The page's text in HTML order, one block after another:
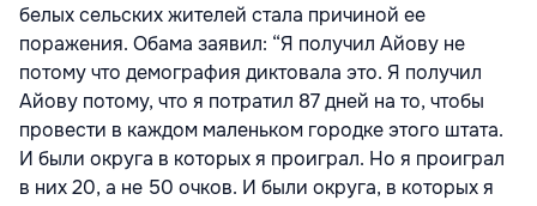
белых сельских жителей стала причиной ее
поражения. Обама заявил: “Я получил Айову не
потому что демография диктовала это. Я получил
Айову потому, что я потратил 87 дней на то, чтобы
провести в каждом маленьком городке этого штата.
И были округа в которых я проиграл. Но я проиграл
в них 20, а не 50 очков. И были округа, в которых я